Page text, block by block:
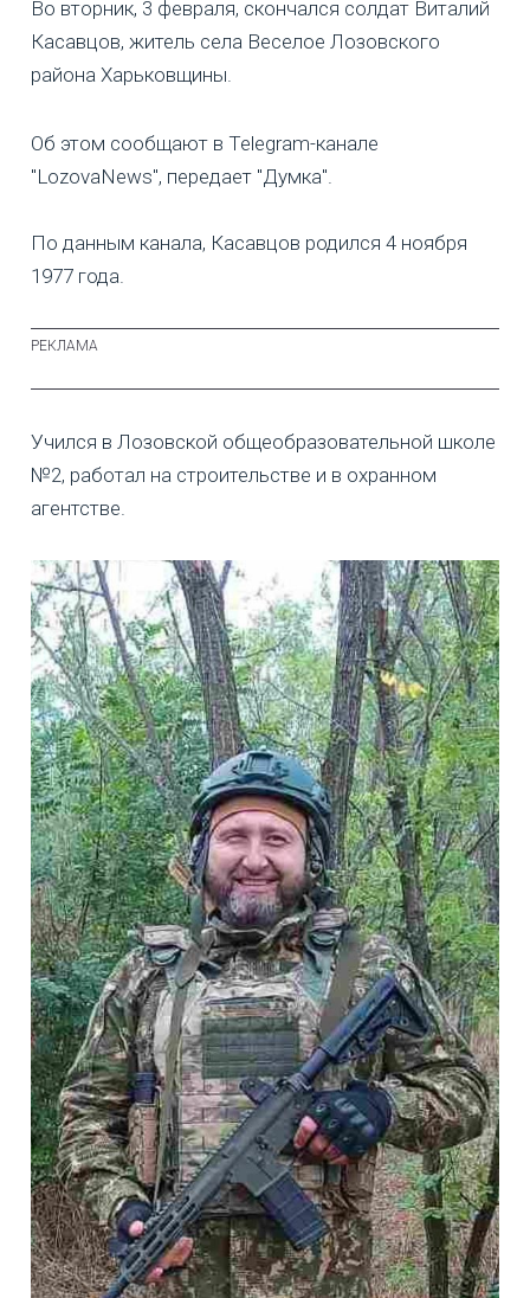
Во вторник, 3 февраля, скончался солдат Виталий
Касавцов, житель села Веселое Лозовского
района Харьковщины.
Об этом сообщают в Telegram-канале
"LozovaNews", передает "Думка".
По данным канала, Касавцов родился 4 ноября
1977 года.
Учился в Лозовской общеобразовательной школе
№2, работал на строительстве и в охранном
агентстве.